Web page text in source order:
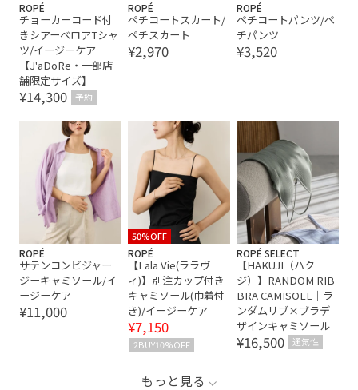
ROPÉ
チョーカーコード付
きシアーベロアTシャ
ツ/イージーケア
【J'aDoRe・一部店
舗限定サイズ】
¥14,300 予約
ROPÉ
ペチコートスカート/
ペチスカート
¥2,970
ROPÉ
ペチコートパンツ/ペ
チパンツ
¥3,520
ROPÉ
サテンコンビジャー
ジーキャミソール/イ
ージーケア
¥11,000
50%OFF
ROPÉ
【Lala Vie(ララヴ
ィ)】別注カップ付き
キャミソール(巾着付
き)/イージーケア
¥7,150
2BUY10%OFF
ROPÉ SELECT
【HAKUJI（ハク
ジ）】RANDOM RIB
BRA CAMISOLE｜ラ
ンダムリブ×ブラデ
ザインキャミソール
¥16,500 通気性
もっと見る